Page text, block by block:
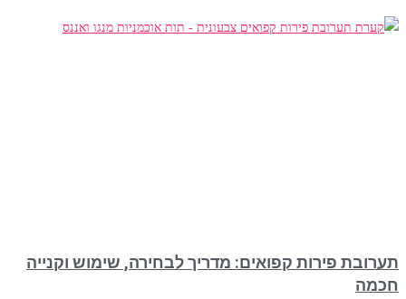
תערובת פירות קפואים: מדריך לבחירה, שימוש וקנייה
חכמה